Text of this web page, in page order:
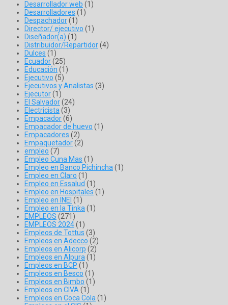
Desarrollador web (1)
Desarrolladores (1)
Despachador(1)
Director/ ejecutivo (1)
Diseñador(a) (1)
Distribuidor/Repartidor(4)
Dulces (1)
Ecuador(25)
Educación (1)
Ejecutivo (5)
Ejecutivos y Analistas (3)
Ejecutor(1)
El Salvador(24)
Electricista (3)
Empacador(6)
Empacador de huevo (1)
Empacadores (2)
Empaquetador(2)
empleo (7)
Empleo Cuna Mas (1)
Empleo en Banco Pichincha (1)
Empleo en Claro (1)
Empleo en Essalud (1)
Empleo en Hospitales (1)
Empleo en INEI (1)
Empleo en la Tinka (1)
EMPLEOS (271)
EMPLEOS 2024(1)
Empleos de Tottus (3)
Empleos en Adecco (2)
Empleos en Alicorp (2)
Empleos en Alpura (1)
Empleos en BCP (1)
Empleos en Besco (1)
Empleos en Bimbo (1)
Empleos en CIVA (1)
Empleos en Coca Cola (1)